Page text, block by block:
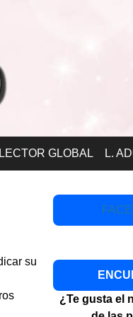
LECTOR GLOBAL L.
su
¿Te gusta el